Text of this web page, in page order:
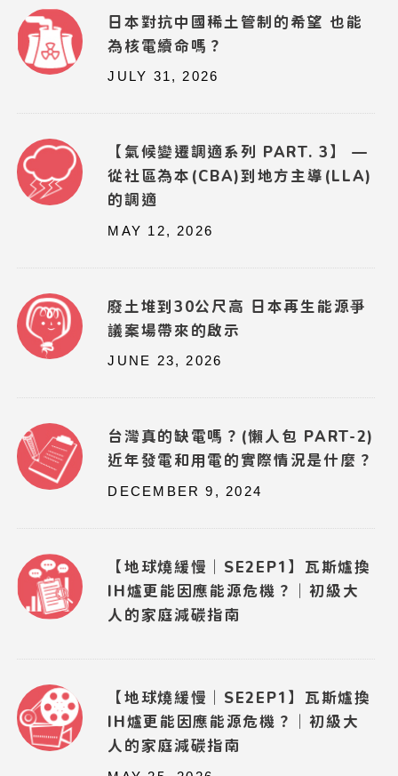
日本對抗中國稀土管制的希望 也能
為核電續命嗎？
JULY 31, 2026
【氣候變遷調適系列 PART. 3】 —
從社區為本(CBA)到地方主導(LLA)
的調適
MAY 12, 2026
廢土堆到30公尺高 日本再生能源爭
議案場帶來的啟示
JUNE 23, 2026
台灣真的缺電嗎？(懶人包 PART-2)
近年發電和用電的實際情況是什麼？
DECEMBER 9, 2024
【地球燒緩慢｜SE2EP1】瓦斯爐換
IH爐更能因應能源危機？｜初級大
人的家庭減碳指南
【地球燒緩慢｜SE2EP1】瓦斯爐換
IH爐更能因應能源危機？｜初級大
人的家庭減碳指南